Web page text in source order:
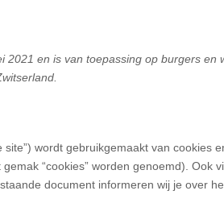
en is van toepassing op burgers en
site”) wordt gebruikgemaakt van cookies
“cookies” worden genoemd). Ook
document informeren wij je over